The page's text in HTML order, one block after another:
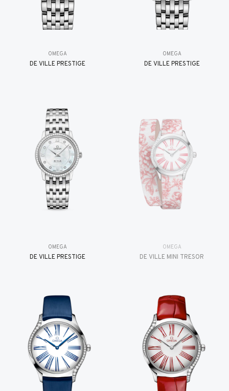
OMEGA
DE VILLE PRESTIGE
OMEGA
DE VILLE PRESTIGE
OMEGA
DE VILLE PRESTIGE
OMEGA
DE VILLE MINI TRÉSOR